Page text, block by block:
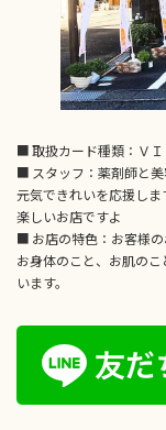
■ 取扱カード種類：Ｖ
■ スタッフ：薬剤師と
元気できれいを応援しま
楽しいお店ですよ
■ お店の特色：お客様の
お身体のこと、お肌の
います。